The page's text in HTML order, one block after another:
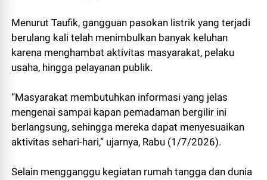
Menurut Taufik, gangguan pasokan listrik yang terjadi
berulang kali telah menimbulkan banyak keluhan
karena menghambat aktivitas masyarakat, pelaku
usaha, hingga pelayanan publik.
“Masyarakat membutuhkan informasi yang jelas
mengenai sampai kapan pemadaman bergilir ini
berlangsung, sehingga mereka dapat menyesuaikan
aktivitas sehari-hari,” ujarnya, Rabu (1/7/2026).
Selain mengganggu kegiatan rumah tangga dan dunia